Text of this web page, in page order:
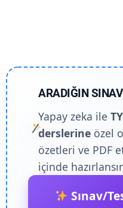
ARADIĞIN
Yapay zeka ile
derslerine özel
özetleri ve PDF
içinde
Sınav/